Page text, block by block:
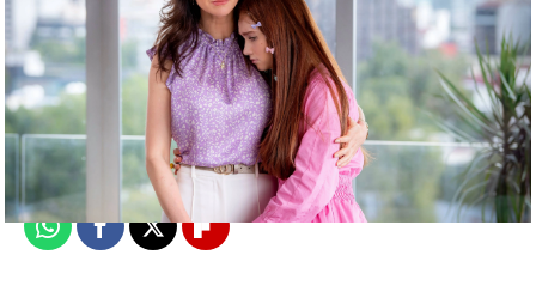
Nova
Publicado: 18 de octubre de 2024, 14:21
WhatsappFacebook
X Flipboard